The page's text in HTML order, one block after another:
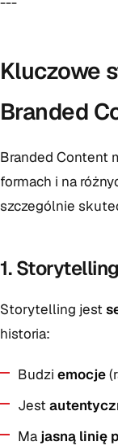
Kluczowe
Branded
Branded Content
formach i na
szczególnie
1.
Storytelling jest
historia:
Budzi emocje
Jest
Ma jasną linię